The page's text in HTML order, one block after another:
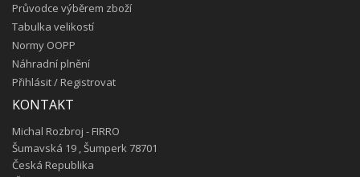
Průvodce výběrem zboží
Tabulka velikostí
Normy OOPP
Náhradní plnění
Přihlásit/ Registrovat
KONTAKT
Michal Rozbroj - FIRRO
Šumavská 19 , Šumperk 78701
Česká Republika